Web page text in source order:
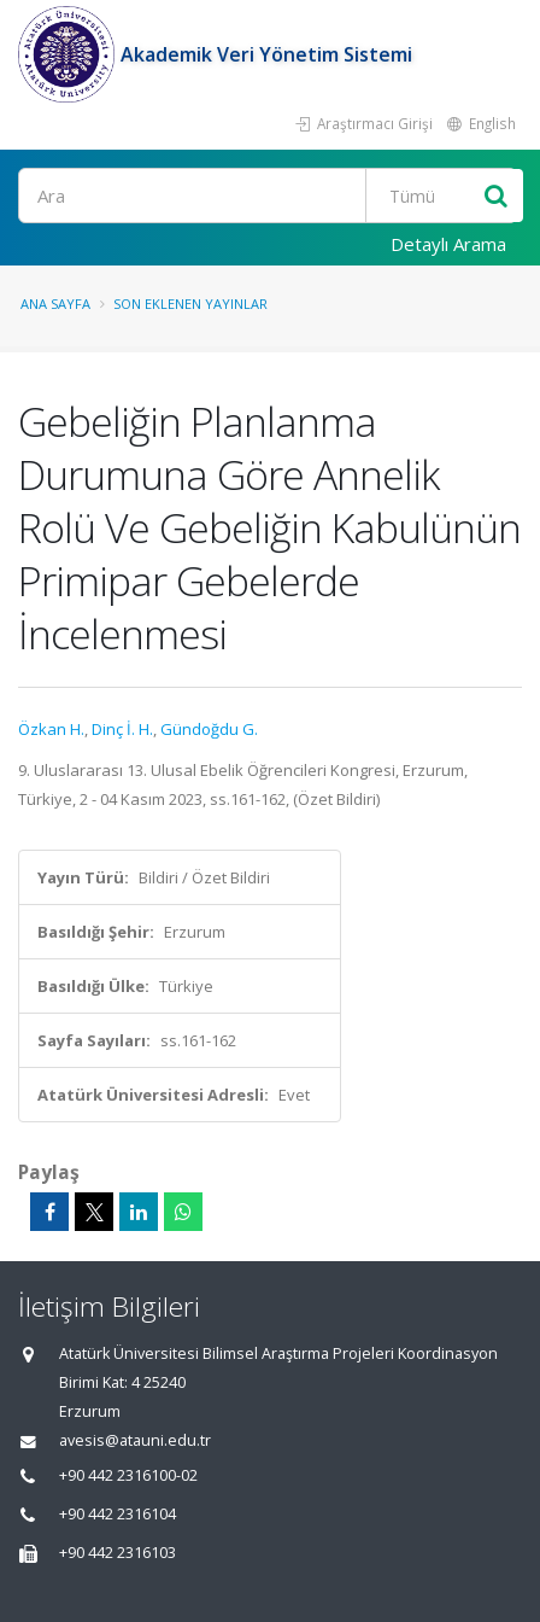
Akademik Veri Yönetim Sistemi
Araştırmacı Girişi English
Ara
Detaylı Arama
ANA SAYFA SON EKLENEN YAYINLAR
Gebeliğin Planlanma
Durumuna Göre Annelik
Rolü Ve Gebeliğin Kabulünün
Primipar Gebelerde
İncelenmesi
Özkan H.,Dinç İ. H.,Gündoğdu G.
9. Uluslararası 13. Ulusal Ebelik Öğrencileri Kongresi, Erzurum,
Türkiye, 2 - 04 Kasım 2023, ss.161-162, (Özet Bildiri)
Yayın Türü: Bildiri / Özet Bildiri
Basıldığı Şehir: Erzurum
Basıldığı Ülke: Türkiye
Sayfa Sayıları: ss.161-162
Atatürk Üniversitesi Adresli: Evet
Paylaş
İletişim Bilgileri
Atatürk Üniversitesi Bilimsel Araştırma Projeleri Koordinasyon
Birimi Kat: 4 25240
Erzurum
avesis@atauni.edu.tr
+90 442 2316100-02
+90 442 2316104
+90 442 2316103